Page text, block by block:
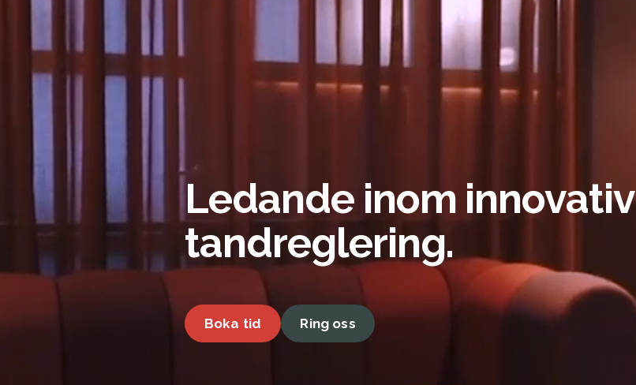
Ledande inom innovativ
tandreglering.
Boka tid Ring oss